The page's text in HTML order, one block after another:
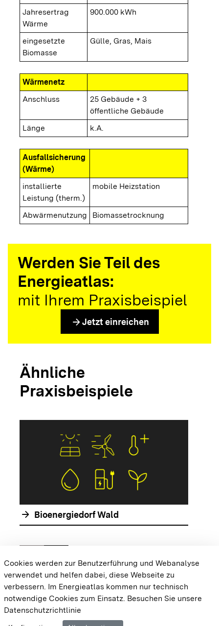
Jahresertrag
Wärme
900.000 kWh
eingesetzte
Biomasse
Gülle, Gras, Mais
Wärmenetz
Anschluss
25 Gebäude + 3
öffentliche Gebäude
Länge
k.A.
Ausfallsicherung
(Wärme)
installierte
Leistung (therm.)
mobile Heizstation
Abwärmenutzung Biomassetrocknung
Werden Sie Teil des
Energieatlas:
mit Ihrem Praxisbeispiel
arrow_forward Jetzt einreichen
Ähnliche
Praxisbeispiele
arrow_forward Bioenergiedorf Wald
Zur vorhergehenden Folie springen
chevron_rightZur nächsten Folie springen
{{#displayPraxisbeispielMap}} {{{body}}}
{{/displayPraxisbeispielMap}}
Cookie-EinstellungenBarrierefreiheit
Cookies werden zur Benutzerführung und Webanalyse
verwendet und helfen dabei, diese Webseite zu
verbessern. Im Energieatlas kommen nur technisch
notwendige Cookies zum Einsatz. Besuchen Sie unsere
Datenschutzrichtlinie